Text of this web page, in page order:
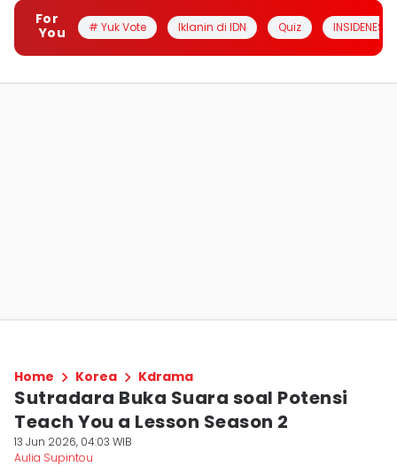
For
You
# Yuk Vote Iklanin di IDN Quiz INSIDENESIA
Home Korea Kdrama
Sutradara Buka Suara soal Potensi
Teach You a Lesson Season 2
13 Jun 2026, 04:03 WIB
Aulia Supintou